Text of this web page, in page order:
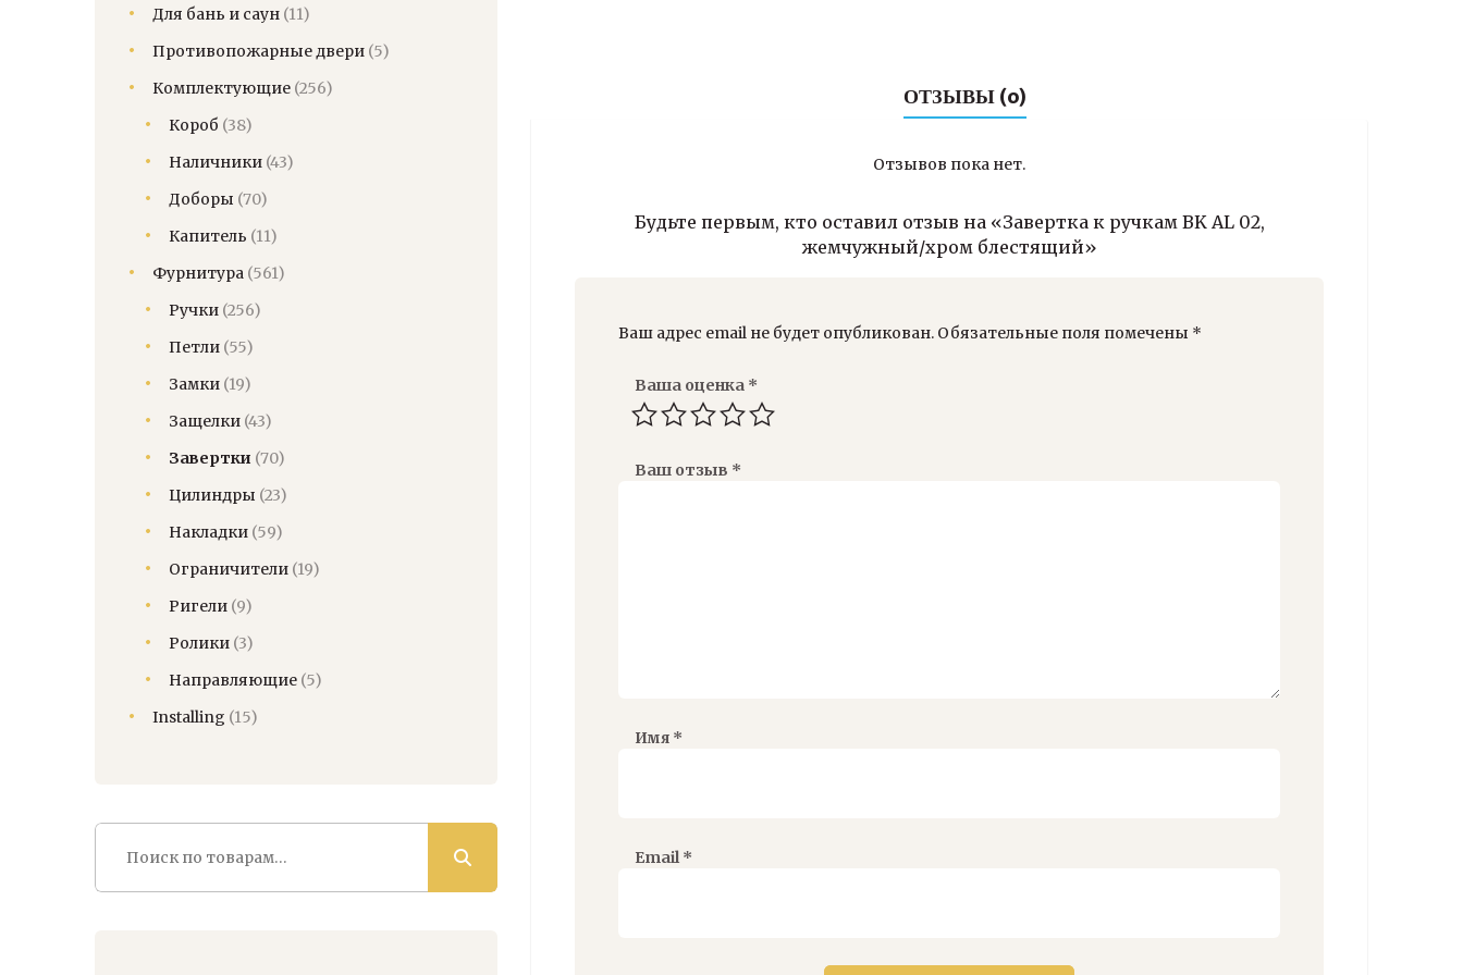
блестящий
ОТЗЫВЫ (0)
Отзывов пока нет.
Будьте первым, кто оставил отзыв на «Завертка к ручкам BK AL 02,
жемчужный/хром блестящий»
Ваш адрес email не будет опубликован. Обязательные поля помечены *
Ваша оценка *
Ваш отзыв *
Имя *
Email *
Для бань и саун (11)
Противопожарные двери (5)
Комплектующие (256)
Короб (38)
Наличники (43)
Доборы (70)
Капитель (11)
Фурнитура (561)
Ручки (256)
Петли (55)
Замки (19)
Защелки (43)
Завертки (70)
Цилиндры (23)
Накладки (59)
Ограничители (19)
Ригели (9)
Ролики (3)
Направляющие (5)
Installing (15)
Искать: